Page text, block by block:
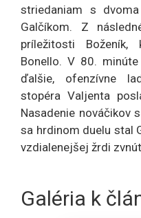
striedaniam s
Galčíkom. Z
príležitosti Boženík,
Bonello. V 80.
ďalšie, ofenzívne
stopéra Valjenta
Nasadenie nováčikov
sa hrdinom duelu stal
vzdialenejšej žrdi
Galéria k